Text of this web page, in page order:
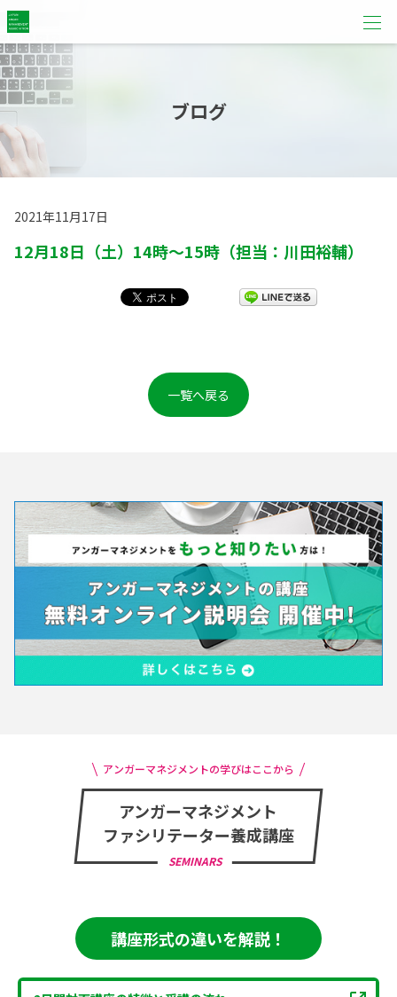
ブログ
2021年11月17日
12月18日（土）14時～15時（担当：川田裕輔）
一覧へ戻る
アンガーマネジメントの学びはここから
アンガーマネジメント
ファシリテーター養成講座
SEMINARS
講座形式の違いを解説！